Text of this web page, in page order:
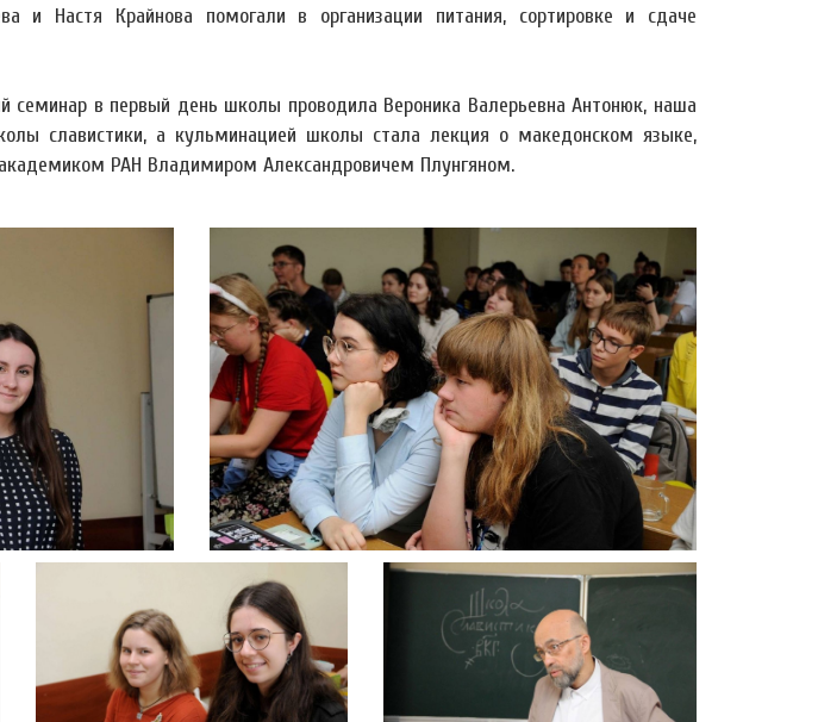
и Настя Крайнова помогали в организации питания, сортировке и сдаче
семинар в первый день школы проводила Вероника Валерьевна Антонюк, наша
славистики, а кульминацией школы стала лекция о македонском языке,
РАН Владимиром Александровичем Плунгяном.